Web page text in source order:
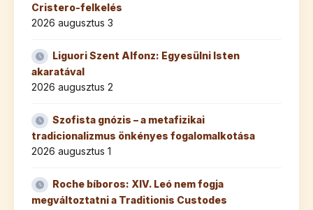
Cristero-felkelés
2026 augusztus 3
Liguori Szent Alfonz: Egyesülni Isten
akaratával
2026 augusztus 2
Szofista gnózis – a metafizikai
tradicionalizmus önkényes fogalomalkotása
2026 augusztus 1
Roche bíboros: XIV. Leó nem fogja
megváltoztatni a Traditionis Custodes